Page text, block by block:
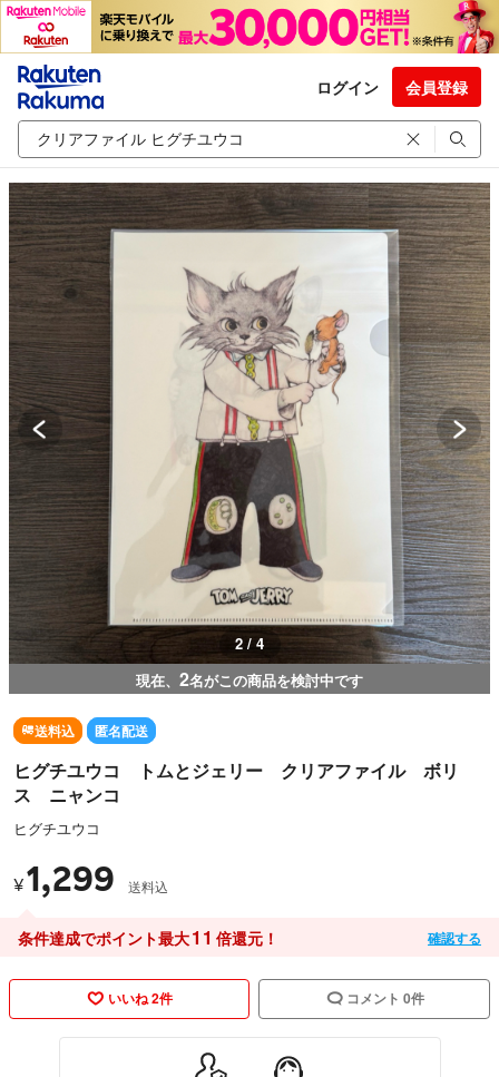
ログイン 会員登録
3 / 4
現在、 2名がこの商品を検討中です
送料込 匿名配送
ヒグチユウコ トムとジェリー クリアファイル ボリ
ス ニャンコ
ヒグチユウコ
¥1,299 送料込
条件達成でポイント最大11 倍還元！ 確認する
いいね 2件 コメント 0件